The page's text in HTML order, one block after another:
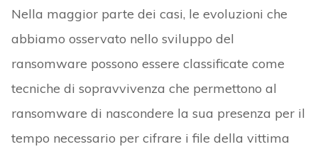
Nella maggior parte dei casi, le evoluzioni che
abbiamo osservato nello sviluppo del
ransomware possono essere classificate come
tecniche di sopravvivenza che permettono al
ransomware di nascondere la sua presenza per il
tempo necessario per cifrare i file della vittima